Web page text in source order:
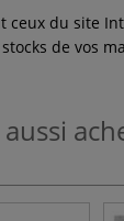
ceux du site
de vos